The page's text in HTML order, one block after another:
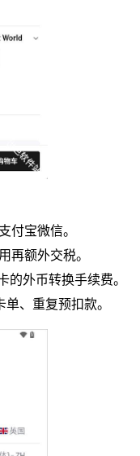
付宝微信。
再额外交税。
的外币转换手续费。
、重复预扣款。